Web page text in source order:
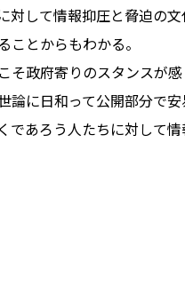
対して情報抑圧と脅迫の
とからもわかる。
そ政府寄りのスタンスが
論に日和って公開部分で
であろう人たちに対して